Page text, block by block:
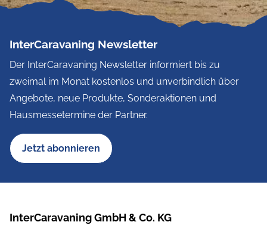
InterCaravaning Newsletter
Der InterCaravaning Newsletter informiert bis zu
zweimal im Monat kostenlos und unverbindlich über
Angebote, neue Produkte, Sonderaktionen und
Hausmessetermine der Partner.
Jetzt abonnieren
InterCaravaning GmbH & Co. KG